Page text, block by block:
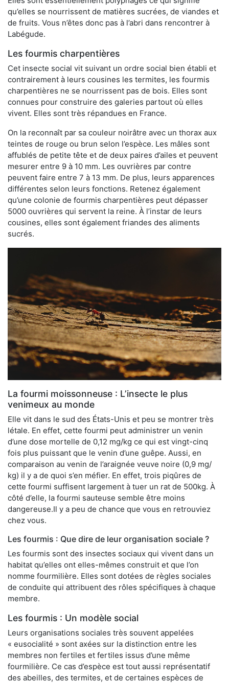
qu’elles se nourrissent de matières sucrées, de viandes et
de fruits. Vous n’êtes donc pas à l’abri dans rencontrer à
Labégude.
Les fourmis charpentières
Cet insecte social vit suivant un ordre social bien établi et
contrairement à leurs cousines les termites, les fourmis
charpentières ne se nourrissent pas de bois. Elles sont
connues pour construire des galeries partout où elles
vivent. Elles sont très répandues en France.
On la reconnaît par sa couleur noirâtre avec un thorax aux
teintes de rouge ou brun selon l’espèce. Les mâles sont
affublés de petite tête et de deux paires d’ailes et peuvent
mesurer entre 9 à 10 mm. Les ouvrières par contre
peuvent faire entre 7 à 13 mm. De plus, leurs apparences
différentes selon leurs fonctions. Retenez également
qu’une colonie de fourmis charpentières peut dépasser
5000 ouvrières qui servent la reine. À l’instar de leurs
cousines, elles sont également friandes des aliments
sucrés.
La fourmi moissonneuse : L’insecte le plus
venimeux au monde
Elle vit dans le sud des États-Unis et peu se montrer très
létale. En effet, cette fourmi peut administrer un venin
d’une dose mortelle de 0,12 mg/kg ce qui est vingt-cinq
fois plus puissant que le venin d’une guêpe. Aussi, en
comparaison au venin de l’araignée veuve noire (0,9 mg/
kg) il y a de quoi s’en méfier. En effet, trois piqûres de
cette fourmi suffisent largement à tuer un rat de 500kg. À
côté d’elle, la fourmi sauteuse semble être moins
dangereuse.Il y a peu de chance que vous en retrouviez
chez vous.
Les fourmis : Que dire de leur organisation sociale ?
Les fourmis sont des insectes sociaux qui vivent dans un
habitat qu’elles ont elles-mêmes construit et que l’on
nomme fourmilière. Elles sont dotées de règles sociales
de conduite qui attribuent des rôles spécifiques à chaque
membre.
Les fourmis : Un modèle social
Leurs organisations sociales très souvent appelées
« eusocialité » sont axées sur la distinction entre les
membres non fertiles et fertiles issus d’une même
fourmilière. Ce cas d’espèce est tout aussi représentatif
des abeilles, des termites, et de certaines espèces de